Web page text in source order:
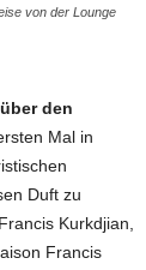
von der Lounge
den
Mal in
Duft zu
Kurkdjian,
Francis